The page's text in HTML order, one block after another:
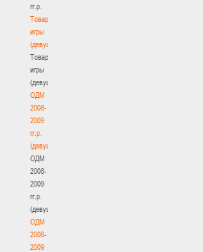
гг.р.
Товарищеские
игры
(девушки)
Товарищеские
игры
(девушки)
ОДМ
2008-
2009
гг.р.
(девушки)
ОДМ
2008-
2009
гг.р.
(девушки)
ОДМ
2008-
2009